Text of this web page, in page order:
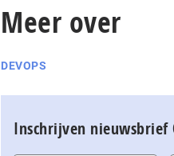
Meer over
DEVOPS
Inschrijven nieuwsbrief